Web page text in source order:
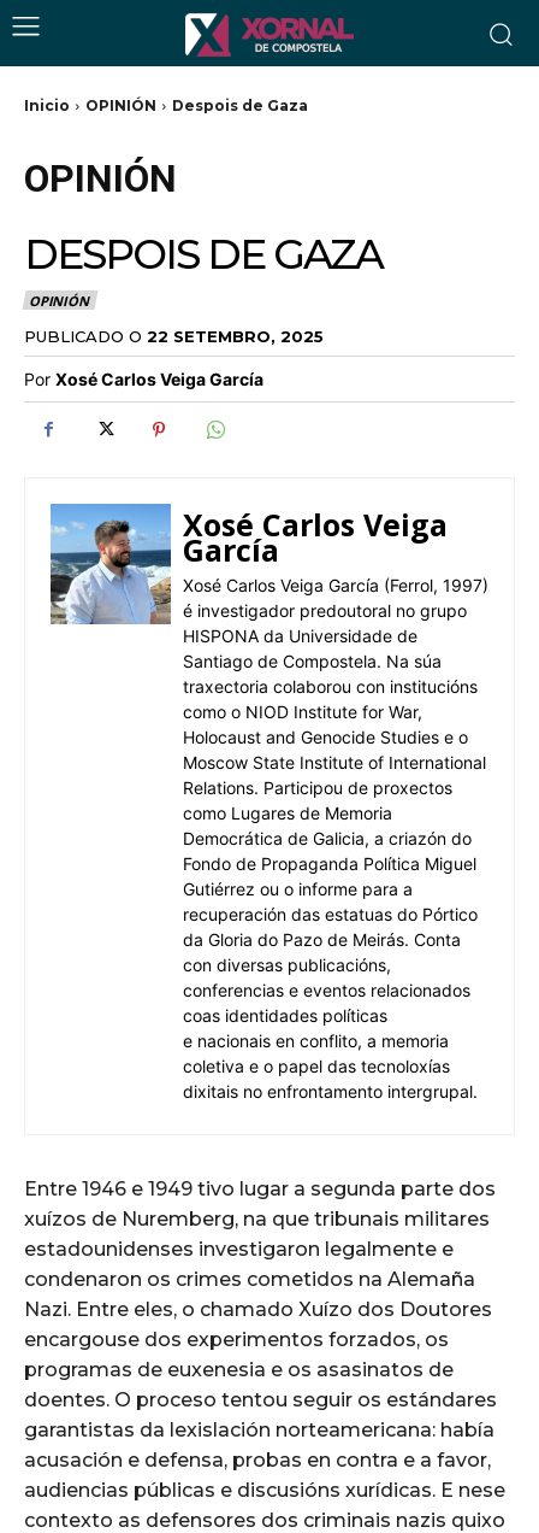
Inicio OPINIÓN Despois de Gaza
OPINIÓN
DESPOIS DE GAZA
OPINIÓN
PUBLICADO O 22 SETEMBRO, 2025
Por Xosé Carlos Veiga García
Xosé Carlos Veiga
García
Xosé Carlos Veiga García (Ferrol, 1997)
é investigador predoutoral no grupo
HISPONA da Universidade de
Santiago de Compostela. Na súa
traxectoria colaborou con institucións
como o NIOD Institute for War,
Holocaust and Genocide Studies e o
Moscow State Institute of International
Relations. Participou de proxectos
como Lugares de Memoria
Democrática de Galicia, a criazón do
Fondo de Propaganda Política Miguel
Gutiérrez ou o informe para a
recuperación das estatuas do Pórtico
da Gloria do Pazo de Meirás. Conta
con diversas publicacións,
conferencias e eventos relacionados
coas identidades políticas
e nacionais en conflito, a memoria
coletiva e o papel das tecnoloxías
dixitais no enfrontamento intergrupal.
Entre 1946 e 1949 tivo lugar a segunda parte dos
xuízos de Nuremberg, na que tribunais militares
estadounidenses investigaron legalmente e
condenaron os crimes cometidos na Alemaña
Nazi. Entre eles, o chamado Xuízo dos Doutores
encargouse dos experimentos forzados, os
programas de euxenesia e os asasinatos de
doentes. O proceso tentou seguir os estándares
garantistas da lexislación norteamericana: había
acusación e defensa, probas en contra e a favor,
audiencias públicas e discusións xurídicas. E nese
contexto as defensores dos criminais nazis quixo